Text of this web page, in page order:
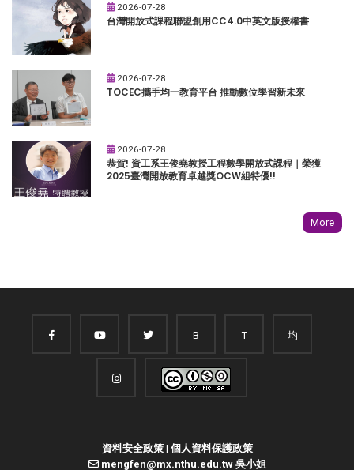
2026-07-28
台灣開放式課程聯盟創用CC4.0中英文版授權書
2026-07-28
TOCEC攜手均一教育平台 推動數位學習新未來
2026-07-28
恭賀! 資工系王俊堯教授工程數學開放式課程｜榮獲
2025臺灣開放教育卓越獎OCW組特優!!
More
B T 均
資料安全政策| 個人資料保護政策
mengfen@mx.nthu.edu.tw 吳小姐